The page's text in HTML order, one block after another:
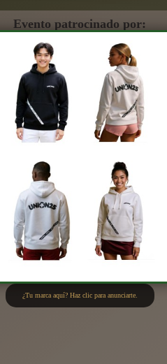
Evento patrocinado por:
¿Tu marca aquí? Haz clic para anunciarte.